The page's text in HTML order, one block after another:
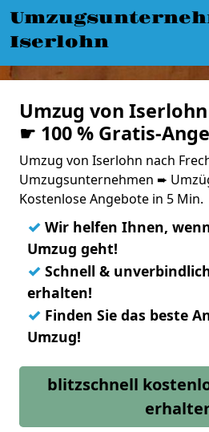
Iserlohn
Umzug von
☛ 100 % Gratis-
Umzug von Iserlohn nach
Umzugsunternehmen ➨
Kostenlose Angebote in 5 Min.
✓ Wir helfen Ihnen,
Umzug geht!
✓ Schnell &
erhalten!
✓ Finden Sie das beste
Umzug!
blitzschnell